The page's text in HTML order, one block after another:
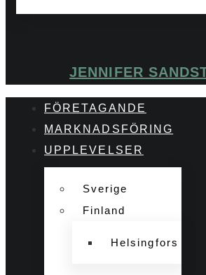
JENNIFER
FÖRETAGANDE
MARKNADSFÖRING
UPPLEVELSER
Sverige
Finland
Helsingfors